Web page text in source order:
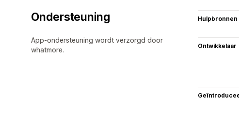
Ondersteuning
App-ondersteuning wordt verzorgd door
whatmore.
Hulpbronnen
Ontwikkelaar